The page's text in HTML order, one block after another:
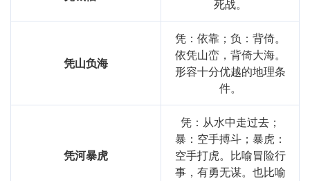
死战。
凭山负海
凭：依靠；负：背倚。
依凭山峦，背倚大海。
形容十分优越的地理条
件。
凭河暴虎
凭：从水中走过去；
暴：空手搏斗；暴虎：
空手打虎。比喻冒险行
事，有勇无谋。也比喻